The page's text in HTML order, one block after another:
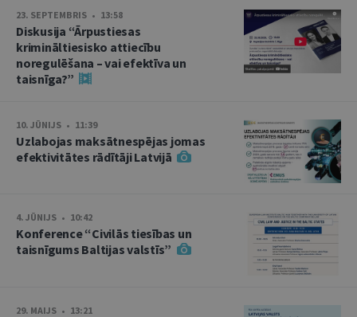
23. SEPTEMBRIS • 13:58
Diskusija “Ārpustiesas
krimināltiesisko attiecību
noregulēšana – vai efektīva un
taisnīga?”
10. JŪNIJS • 11:39
Uzlabojas maksātnespējas jomas
efektivitātes rādītāji Latvijā
4. JŪNIJS • 10:42
Konference “Civilās tiesības un
taisnīgums Baltijas valstīs”
29. MAIJS • 13:21